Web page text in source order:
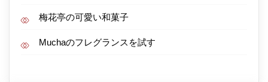
梅花亭の可愛い和菓子
Muchaのフレグランスを試す